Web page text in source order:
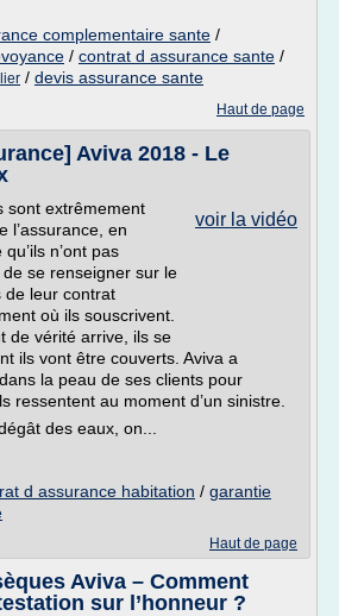
complementaire sante /
/ contrat d assurance sante /
/ devis assurance sante
Haut de page
Aviva 2018 - Le
voir la vidéo
sont extrêmement
l’assurance, en
n’ont pas
se renseigner sur le
de leur contrat
où ils souscrivent.
de vérité arrive, ils se
ils vont être couverts. Aviva a
la peau de ses clients pour
ressentent au moment d’un sinistre.
des eaux, on...
d assurance habitation / garantie
Haut de page
Aviva – Comment
sur l’honneur ?